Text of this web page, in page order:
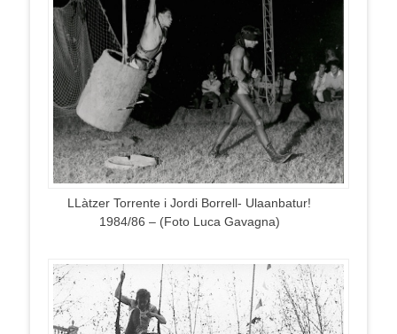
LLàtzer Torrente i Jordi Borrell- Ulaanbatur!
1984/86 – (Foto Luca Gavagna)